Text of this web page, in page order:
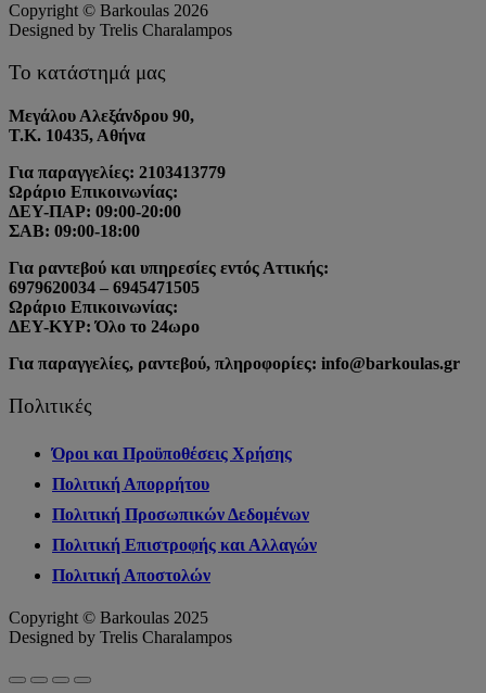
Copyright © Barkoulas 2026
Designed by Trelis Charalampos
Το κατάστημά μας
Μεγάλου Αλεξάνδρου 90,
Τ.Κ. 10435, Αθήνα
Για παραγγελίες: 2103413779
Ωράριο Επικοινωνίας:
ΔΕΥ-ΠΑΡ: 09:00-20:00
ΣΑΒ: 09:00-18:00
Για ραντεβού και υπηρεσίες εντός Αττικής:
6979620034 – 6945471505
Ωράριο Επικοινωνίας:
ΔΕΥ-ΚΥΡ: Όλο το 24ωρο
Για παραγγελίες, ραντεβού, πληροφορίες: info@barkoulas.gr
Πολιτικές
Όροι και Προϋποθέσεις Χρήσης
Πολιτική Απορρήτου
Πολιτική Προσωπικών Δεδομένων
Πολιτική Επιστροφής και Αλλαγών
Πολιτική Αποστολών
Copyright © Barkoulas 2025
Designed by Trelis Charalampos